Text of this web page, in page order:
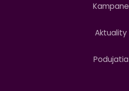
Kampane
Aktuality
Podujatia